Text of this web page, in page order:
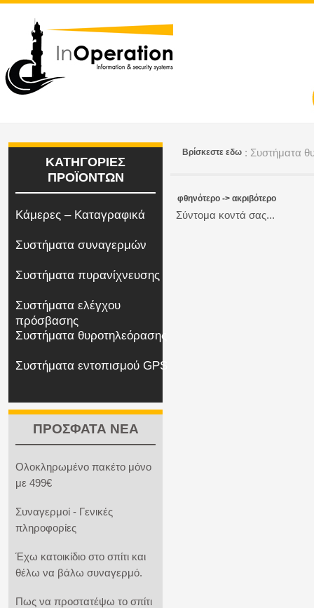
ΚΑΤΗΓΟΡΙΕΣ
ΠΡΟΪΟΝΤΩΝ
Κάμερες – Καταγραφικά
Συστήματα συναγερμών
Συστήματα πυρανίχνευσης
Συστήματα ελέγχου
πρόσβασης
Συστήματα θυροτηλεόρασης
Συστήματα εντοπισμού GPS
ΠΡΟΣΦΑΤΑ ΝΕΑ
Ολοκληρωμένο πακέτο μόνο
με 499€
Συναγερμοί - Γενικές
πληροφορίες
Έχω κατοικίδιο στο σπίτι και
θέλω να βάλω συναγερμό.
Πως να προστατέψω το σπίτι
Bρίσκεστε εδω : Συστήματα
φθηνότερο -> ακριβότερο
Σύντομα κοντά σας...